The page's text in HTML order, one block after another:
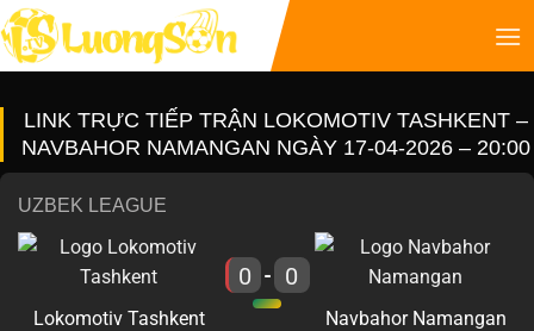
LINK TRỰC TIẾP TRẬN LOKOMOTIV TASHKENT –
NAVBAHOR NAMANGAN NGÀY 17-04-2026 – 20:00
UZBEK LEAGUE
Lokomotiv Tashkent
0 - 0
Navbahor Namangan